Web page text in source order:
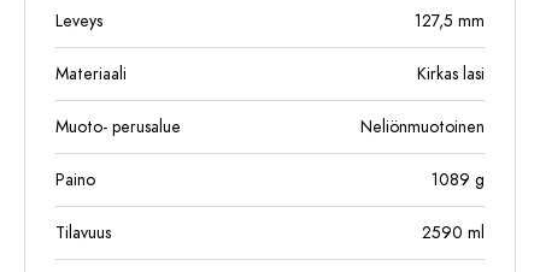
Leveys 127,5 mm
Materiaali Kirkas lasi
Muoto- perusalue Neliönmuotoinen
Paino 1089 g
Tilavuus 2590 ml